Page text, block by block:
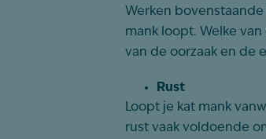
Werken
mank loopt. Welke
van de oorzaak en de
Rust
Loopt je kat mank
rust vaak voldoende